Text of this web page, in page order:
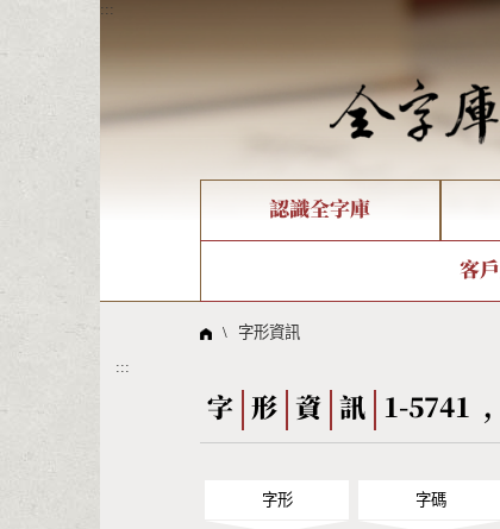
:::
認識全字庫
全
線上教學
倉頡查詢
Big5查詢
造
客
問題集
\ 字形資訊
:::
字 形 資 訊 1-5741
字形 字碼